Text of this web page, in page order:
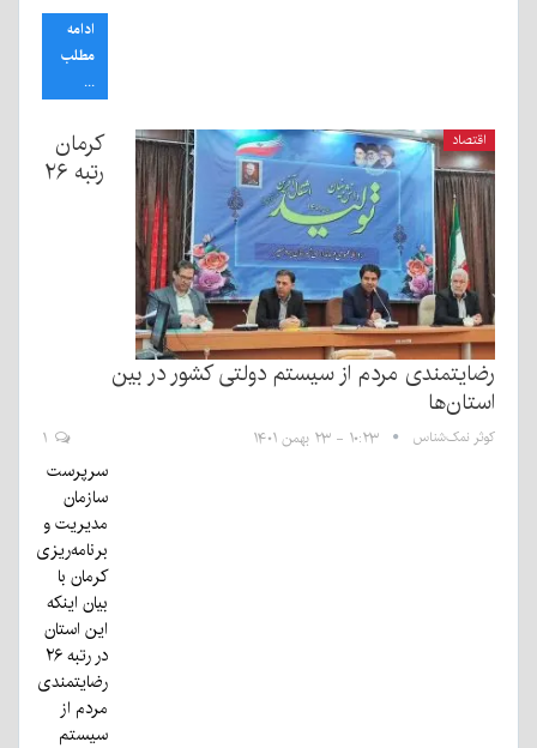
ادامه
مطلب
...
اقتصاد
کرمان
رتبه ۲۶
رضایتمندی مردم از سیستم دولتی کشور در بین
استان‌ها
کوثر نمک‌شناس ۱۰:۲۳ - ۲۳ بهمن ۱۴۰۱
سرپرست
سازمان
مدیریت و
برنامه‌ریزی
کرمان با
بیان اینکه
این استان
در رتبه ۲۶
رضایتمندی
مردم از
سیستم